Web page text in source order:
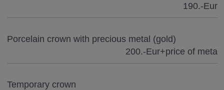
190.-Eur
Porcelain crown with precious metal (gold)
200.-Eur+price of meta
Temporary crown